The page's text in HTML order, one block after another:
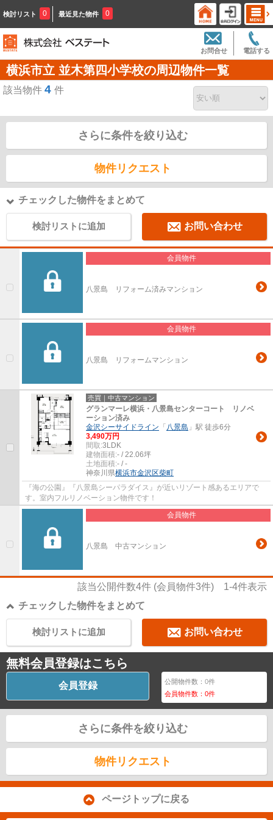
検討リスト 0 最近見た物件 0
電話する
お問合せ
横浜市立 並木第四小学校の周辺物件一覧
該当物件 4 件
さらに条件を絞り込む
物件リクエスト
チェックした物件をまとめて
検討リストに追加 お問い合わせ
会員物件
八景島 リフォーム済みマンション
会員物件
八景島 リフォームマンション
売買｜中古マンション
グランマーレ横浜・八景島センターコート リノベ
ーション済み
金沢シーサイドライン 「 八景島 」駅 徒歩6分
3,490万円
間取:3LDK
建物面積:- / 22.06坪
土地面積:- / -
神奈川県横浜市金沢区柴町
『海の公園』『八景島シーパラダイス』が近いリゾート感あるエリアで
す。室内フルリノベーション物件です！
会員物件
八景島 中古マンション
該当公開件数4件 (会員物件3件) 1-4件表示
チェックした物件をまとめて
お問い合わせ
検討リストに追加
無料会員登録はこちら
会員登録 公開物件数：0件
会員物件数：0件
さらに条件を絞り込む
物件リクエスト
ページトップに戻る